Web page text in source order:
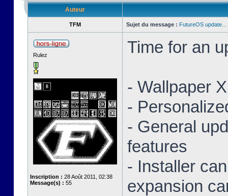
Auteur
TFM Sujet du message : FutureOS update...
Rulez
Inscription : 28 Août 2011, 02:38
Message(s) : 55
Time for an
- Wallpaper
-
- General
features
- Installer
expansion